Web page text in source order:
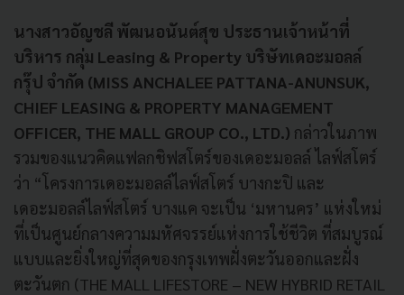
นางสาวอัญชลี พัฒนอนันต์สุข ประธานเจ้าหน้าที่
บริหาร กลุ่ม Leasing & Property บริษัทเดอะมอลล์
กรุ๊ป จำกัด (MISS ANCHALEE PATTANA-ANUNSUK,
CHIEF LEASING & PROPERTY MANAGEMENT
OFFICER, THE MALL GROUP CO., LTD.) กล่าวในภาพ
รวมของแนวคิดแฟลกชิฟสโตร์ของเดอะมอลล์ ไลฟ์สโตร์
ว่า “โครงการเดอะมอลล์ไลฟ์สโตร์ บางกะปิ และ
เดอะมอลล์ไลฟ์สโตร์ บางแค จะเป็น ‘มหานคร’ แห่งใหม่
ที่เป็นศูนย์กลางความมหัศจรรย์แห่งการใช้ชีวิต ที่สมบูรณ์
แบบและยิ่งใหญ่ที่สุดของกรุงเทพฝั่งตะวันออกและฝั่ง
ตะวันตก (THE MALL LIFESTORE – NEW HYBRID RETAIL